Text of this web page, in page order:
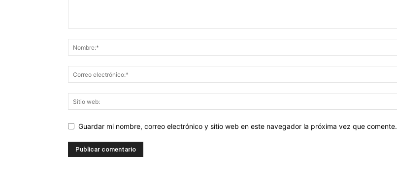
Guardar mi nombre, correo electrónico y sitio web en este navegador la próxima vez que comente.